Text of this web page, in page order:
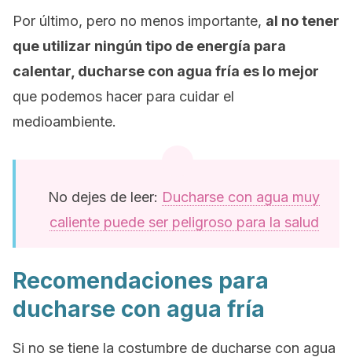
Por último, pero no menos importante, al no tener
que utilizar ningún tipo de energía para
calentar, ducharse con agua fría es lo mejor
que podemos hacer para cuidar el
medioambiente.
No dejes de leer: Ducharse con agua muy
caliente puede ser peligroso para la salud
Recomendaciones para
ducharse con agua fría
Si no se tiene la costumbre de ducharse con agua